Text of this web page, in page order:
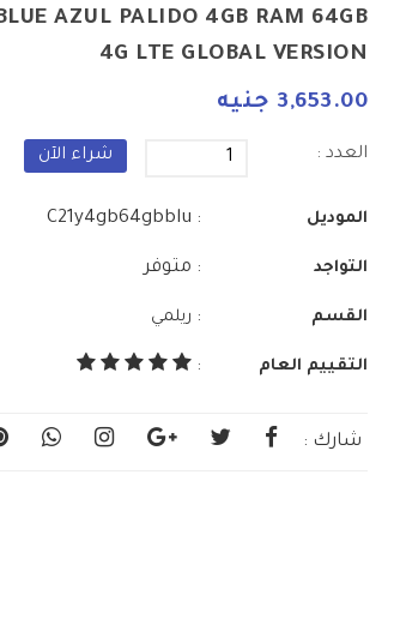
AZUL PALIDO 4GB RAM 64GB
4G LTE GLOBAL VERSION
3,653.00 جنيه
العدد : شراء الآن
الموديل : C21y4gb64gbblu
التواجد : متوفر
القسم : ريلمي
التقييم العام :
شارك :